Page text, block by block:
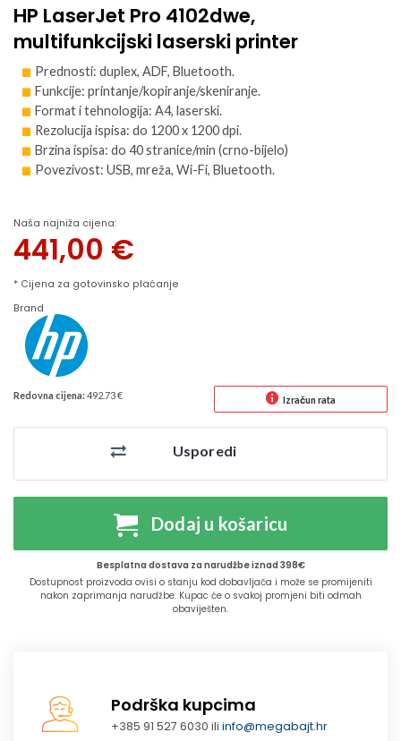
HP LaserJet Pro 4102dwe,
multifunkcijski laserski printer
Prednosti: duplex, ADF, Bluetooth.
Funkcije: printanje/kopiranje/skeniranje.
Format i tehnologija: A4, laserski.
Rezolucija ispisa: do 1200 x 1200 dpi.
Brzina ispisa: do 40 stranice/min (crno-bijelo)
Povezivost: USB, mreža, Wi-Fi, Bluetooth.
Naša najniža cijena:
441,00 €
* Cijena za gotovinsko plaćanje
Brand
Redovna cijena: 492.73 € Izračun rata
Usporedi
Dodaj u košaricu
Besplatna dostava za narudžbe iznad 398€
Dostupnost proizvoda ovisi o stanju kod dobavljača i može se promijeniti
nakon zaprimanja narudžbe. Kupac će o svakoj promjeni biti odmah
obaviješten.
Podrška kupcima
+385 91 527 6030 iliinfo@megabajt.hr